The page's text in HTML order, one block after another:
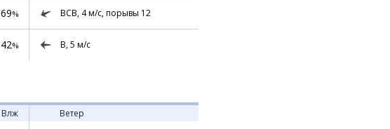
69% ВСВ, 4м/с, порывы 12
42% В, 5 м/с
Влж
Ветер